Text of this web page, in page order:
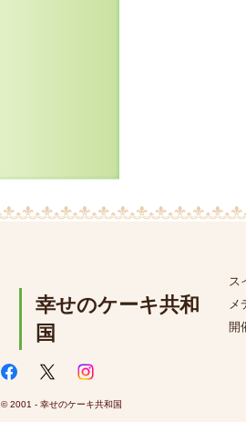
幸せのケーキ共和
国
ス
メ
開
© 2001 - 幸せのケーキ共和国